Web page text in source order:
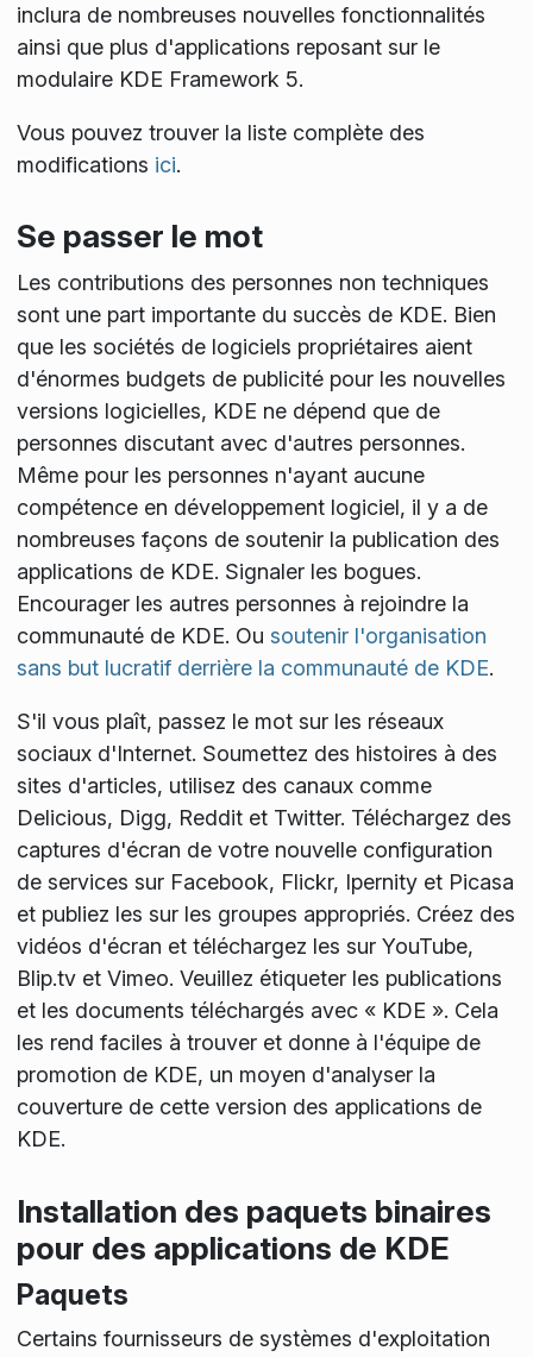
inclura de nombreuses nouvelles fonctionnalités
ainsi que plus d'applications reposant sur le
modulaire KDE Framework 5.
Vous pouvez trouver la liste complète des
modifications ici.
Se passer le mot
Les contributions des personnes non techniques
sont une part importante du succès de KDE. Bien
que les sociétés de logiciels propriétaires aient
d'énormes budgets de publicité pour les nouvelles
versions logicielles, KDE ne dépend que de
personnes discutant avec d'autres personnes.
Même pour les personnes n'ayant aucune
compétence en développement logiciel, il y a de
nombreuses façons de soutenir la publication des
applications de KDE. Signaler les bogues.
Encourager les autres personnes à rejoindre la
communauté de KDE. Ou soutenir l'organisation
sans but lucratif derrière la communauté de KDE.
S'il vous plaît, passez le mot sur les réseaux
sociaux d'Internet. Soumettez des histoires à des
sites d'articles, utilisez des canaux comme
Delicious, Digg, Reddit et Twitter. Téléchargez des
captures d'écran de votre nouvelle configuration
de services sur Facebook, Flickr, Ipernity et Picasa
et publiez les sur les groupes appropriés. Créez des
vidéos d'écran et téléchargez les sur YouTube,
Blip.tv et Vimeo. Veuillez étiqueter les publications
et les documents téléchargés avec « KDE ». Cela
les rend faciles à trouver et donne à l'équipe de
promotion de KDE, un moyen d'analyser la
couverture de cette version des applications de
KDE.
Installation des paquets binaires
pour des applications de KDE
Paquets
Certains fournisseurs de systèmes d'exploitation